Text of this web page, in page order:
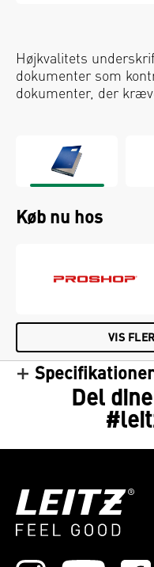
Højkvalitets
dokumenter som
dokumenter, der
Køb nu hos
VIS
Del